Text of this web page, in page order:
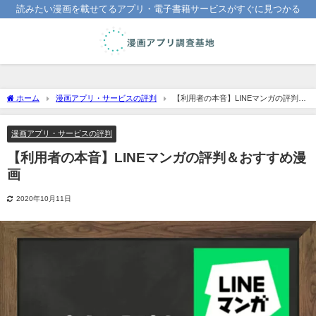
読みたい漫画を載せてるアプリ・電子書籍サービスがすぐに見つかる
ホーム 漫画アプリ・サービスの評判
【利用者の本音】LINEマンガの評判＆
おすすめ漫画
漫画アプリ・サービスの評判
【利用者の本音】LINEマンガの評判＆おすすめ漫
画
2020年10月11日